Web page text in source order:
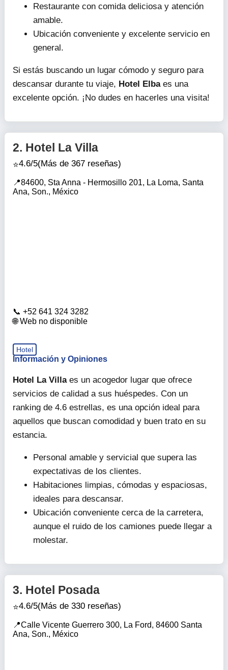
Restaurante con comida deliciosa y atención
amable.
Ubicación conveniente y excelente servicio en
general.
Si estás buscando un lugar cómodo y seguro para
descansar durante tu viaje, Hotel Elbaes una
excelente opción. ¡No dudes en hacerles una visita!
+52 641 324 3282
Web no disponible
2. Hotel La Villa
4.6/5(Más de 367 reseñas)
84600, Sta Anna - Hermosillo 201, La Loma, Santa
Ana, Son., México
Hotel
Información y Opiniones
Hotel La Villaes un acogedor lugar que ofrece
servicios de calidad a sus huéspedes. Con un
ranking de 4.6 estrellas, es una opción ideal para
aquellos que buscan comodidad y buen trato en su
estancia.
Personal amable y servicial que supera las
expectativas de los clientes.
Habitaciones limpias, cómodas y espaciosas,
ideales para descansar.
Ubicación conveniente cerca de la carretera,
aunque el ruido de los camiones puede llegar a
molestar.
3. Hotel Posada
4.6/5(Más de 330 reseñas)
Calle Vicente Guerrero 300, La Ford, 84600 Santa
Ana, Son., México